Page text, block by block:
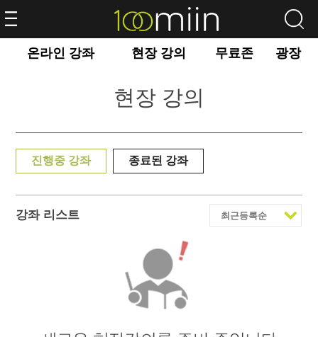
온라인 강좌 현장 강의 무료존 광장
현장 강의
진행중 강좌 종료된 강좌
강좌 리스트